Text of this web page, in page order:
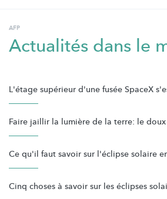
AFP
Actualités dans le
L'étage supérieur d'une fusée SpaceX
Faire jaillir la lumière de la terre: le
Ce qu'il faut savoir sur l'éclipse solaire
Cinq choses à savoir sur les éclipses